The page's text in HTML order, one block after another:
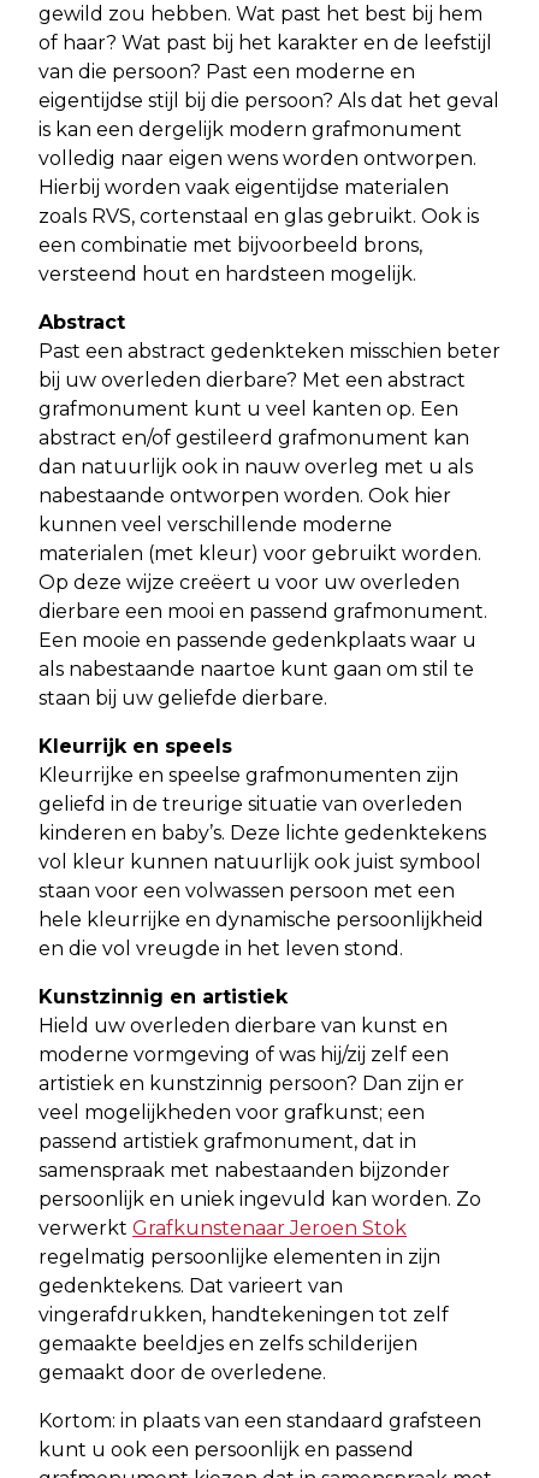
gewild zou hebben. Wat past het best bij hem
of haar? Wat past bij het karakter en de leefstijl
van die persoon? Past een moderne en
eigentijdse stijl bij die persoon? Als dat het geval
is kan een dergelijk modern grafmonument
volledig naar eigen wens worden ontworpen.
Hierbij worden vaak eigentijdse materialen
zoals RVS, cortenstaal en glas gebruikt. Ook is
een combinatie met bijvoorbeeld brons,
versteend hout en hardsteen mogelijk.
Abstract
Past een abstract gedenkteken misschien beter
bij uw overleden dierbare? Met een abstract
grafmonument kunt u veel kanten op. Een
abstract en/of gestileerd grafmonument kan
dan natuurlijk ook in nauw overleg met u als
nabestaande ontworpen worden. Ook hier
kunnen veel verschillende moderne
materialen (met kleur) voor gebruikt worden.
Op deze wijze creëert u voor uw overleden
dierbare een mooi en passend grafmonument.
Een mooie en passende gedenkplaats waar u
als nabestaande naartoe kunt gaan om stil te
staan bij uw geliefde dierbare.
Kleurrijk en speels
Kleurrijke en speelse grafmonumenten zijn
geliefd in de treurige situatie van overleden
kinderen en baby’s. Deze lichte gedenktekens
vol kleur kunnen natuurlijk ook juist symbool
staan voor een volwassen persoon met een
hele kleurrijke en dynamische persoonlijkheid
en die vol vreugde in het leven stond.
Kunstzinnig en artistiek
Hield uw overleden dierbare van kunst en
moderne vormgeving of was hij/zij zelf een
artistiek en kunstzinnig persoon? Dan zijn er
veel mogelijkheden voor grafkunst; een
passend artistiek grafmonument, dat in
samenspraak met nabestaanden bijzonder
persoonlijk en uniek ingevuld kan worden. Zo
verwerkt Grafkunstenaar Jeroen Stok
regelmatig persoonlijke elementen in zijn
gedenktekens. Dat varieert van
vingerafdrukken, handtekeningen tot zelf
gemaakte beeldjes en zelfs schilderijen
gemaakt door de overledene.
Kortom: in plaats van een standaard grafsteen
kunt u ook een persoonlijk en passend